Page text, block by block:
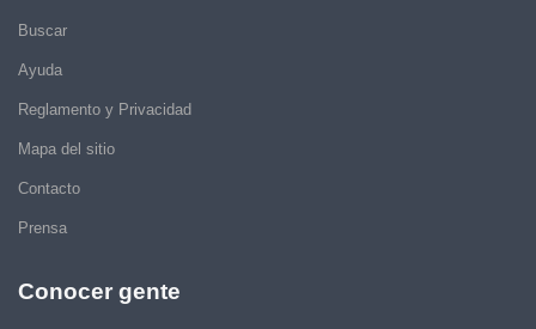
Buscar
Ayuda
Reglamento y Privacidad
Mapa del sitio
Contacto
Prensa
Conocer gente